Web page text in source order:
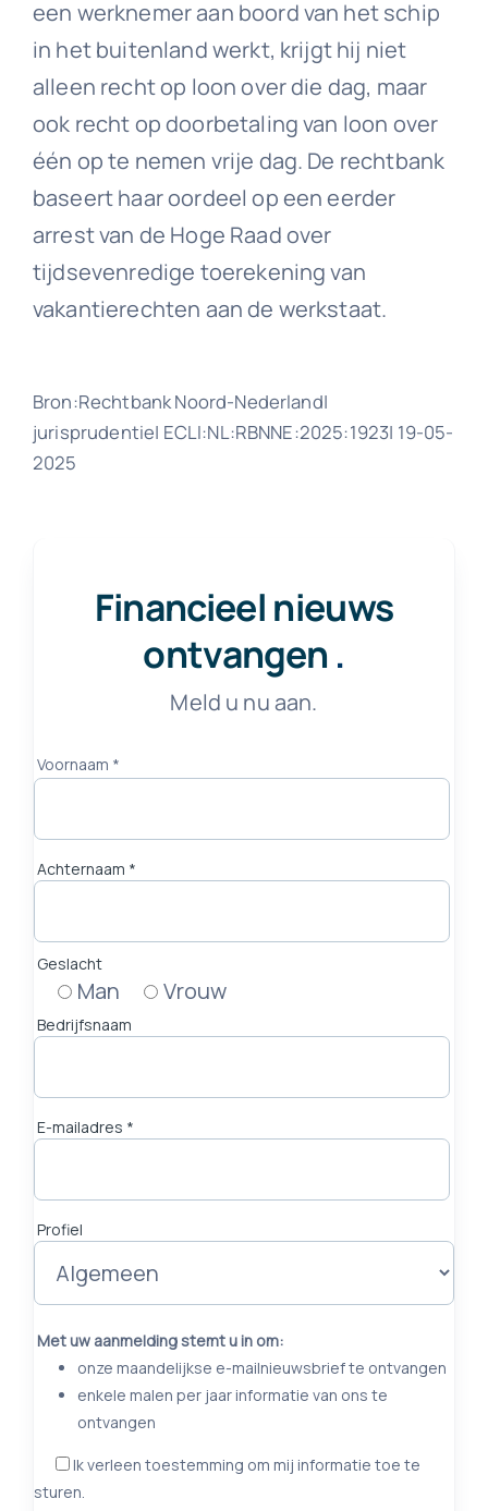
een werknemer aan boord van het schip
in het buitenland werkt, krijgt hij niet
alleen recht op loon over die dag, maar
ook recht op doorbetaling van loon over
één op te nemen vrije dag. De rechtbank
baseert haar oordeel op een eerder
arrest van de Hoge Raad over
tijdsevenredige toerekening van
vakantierechten aan de werkstaat.
Bron:Rechtbank Noord-Nederland|
jurisprudentie| ECLI:NL:RBNNE:2025:1923| 19-05-
2025
Financieel nieuws
ontvangen .
Meld u nu aan.